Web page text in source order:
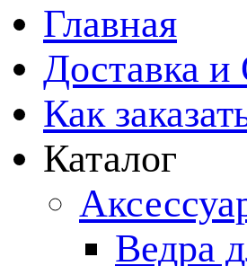
Главная
Доставка и
Как
Каталог
Ведра